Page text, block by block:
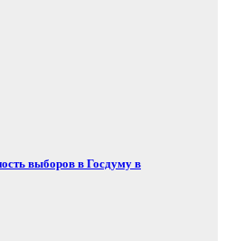
выборов в Госдуму в